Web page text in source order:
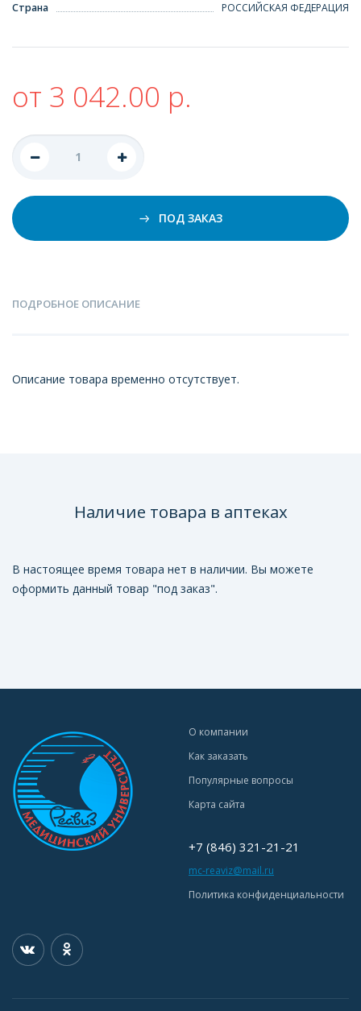
Страна
РОССИЙСКАЯ ФЕДЕРАЦИЯ
от 3 042.00 р.
ПОД ЗАКАЗ
ПОДРОБНОЕ ОПИСАНИЕ
Описание товара временно отсутствует.
Наличие товара в аптеках
В настоящее время товара нет в наличии. Вы можете
оформить данный товар "под заказ".
О компании
Как заказать
Популярные вопросы
Карта сайта
+7 (846) 321-21-21
mc-reaviz@mail.ru
Политика конфиденциальности